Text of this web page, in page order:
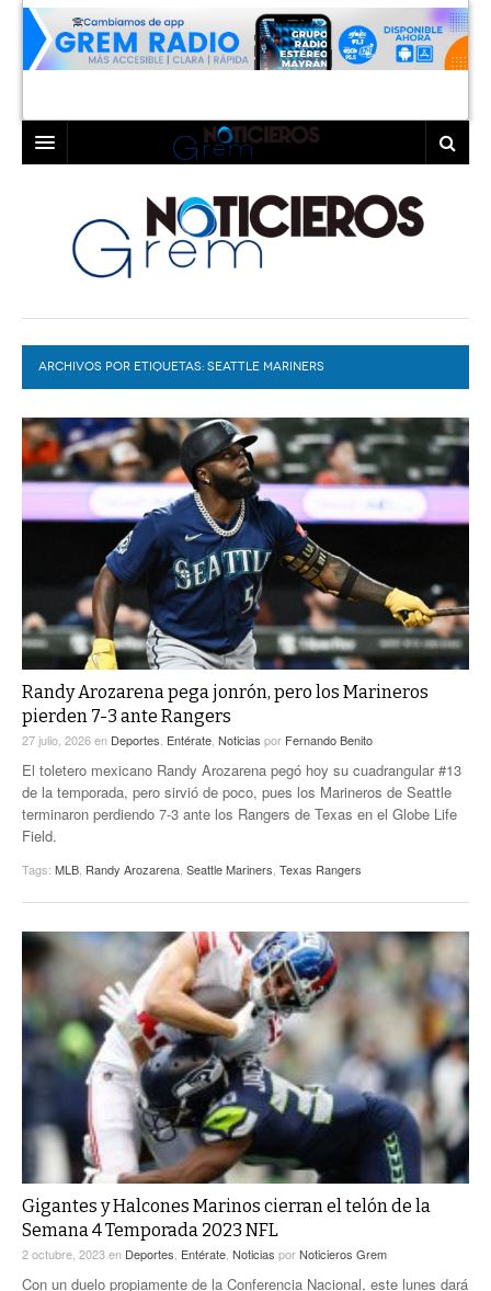
LAGUNA
TORREÓN
GÓMEZ PALACIO
LERDO
COAHUILA
DURANGO
DEPORTES
EXA
EL EXACTO
EXA INFORMA
CONTEXTOS
TRAYECTO LAGUNA
A MEDIA MAÑANA
A TODA LEY
ENTRE LAGUNEROS
DIÁLOGOS CON LA HISTORIA
TWEETS AND BEATS
LA MEJOR 97.1 ESTÉREO GALLITO
ACTUALIDADES GREM
PULSO
LA MEJOR INFORMACIÓN
COLABORADORES
ACTUALIDADES GREM
ARCHIVOS POR ETIQUETAS: SEATTLE MARINERS
Randy Arozarena pega jonrón, pero los Marineros
pierden 7-3 ante Rangers
27 julio, 2026en Deportes Entérate Noticias por Fernando Benito
El toletero mexicano Randy Arozarena pegó hoy su cuadrangular #13
de la temporada, pero sirvió de poco, pues los Marineros de Seattle
terminaron perdiendo 7-3 ante los Rangers de Texas en el Globe Life
Field.
Tags: MLB Randy Arozarena Seattle Mariners Texas Rangers
Gigantes y Halcones Marinos cierran el telón de la
Semana 4 Temporada 2023 NFL
2 octubre, 2023en Deportes Entérate Noticias porNoticieros Grem
Con un duelo propiamente de la Conferencia Nacional, este lunes dará